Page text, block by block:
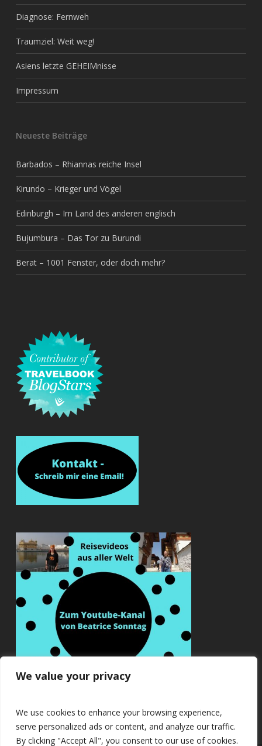
We value your privacy
We use cookies to enhance your browsing experience,
serve personalized ads or content, and analyze our traffic.
By clicking "Accept All", you consent to our use of cookies.
Diagnose: Fernweh
Traumziel: Weit weg!
Asiens letzte GEHEIMnisse
Impressum
Neueste Beiträge
Barbados – Rhiannas reiche Insel
Kirundo – Krieger und Vögel
Edinburgh – Im Land des anderen englisch
Bujumbura – Das Tor zu Burundi
Berat – 1001 Fenster, oder doch mehr?